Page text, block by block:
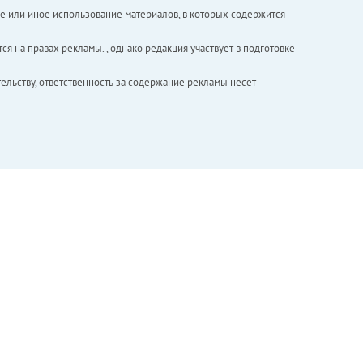
иное использование материалов, в которых содержится
правах рекламы. , однако редакция участвует в подготовке
ответственность за содержание рекламы несет